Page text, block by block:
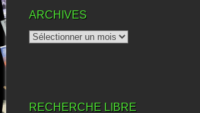
ARCHIVES
RECHERCHE LIBRE